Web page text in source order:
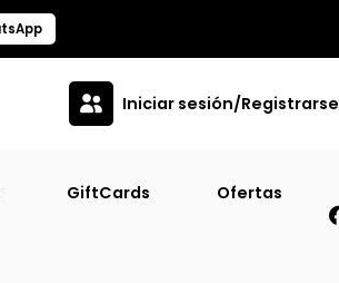
Iniciar sesión/Registrarse
GiftCards Ofertas
La Vida Rural